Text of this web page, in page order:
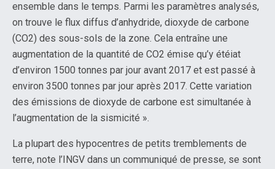
ensemble dans le temps. Parmi les paramètres analysés,
on trouve le flux diffus d’anhydride, dioxyde de carbone
(CO2) des sous-sols de la zone. Cela entraîne une
augmentation de la quantité de CO2 émise qu’y étéiat
d’environ 1500 tonnes par jour avant 2017 et est passé à
environ 3500 tonnes par jour après 2017. Cette variation
des émissions de dioxyde de carbone est simultanée à
l’augmentation de la sismicité ».
La plupart des hypocentres de petits tremblements de
terre, note l’INGV dans un communiqué de presse, se sont